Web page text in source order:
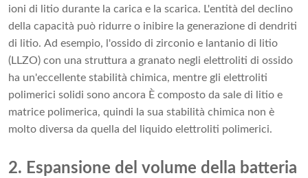
ioni di litio durante la carica e la scarica. L'entità del declino
della capacità può ridurre o inibire la generazione di dendriti
di litio. Ad esempio, l'ossido di zirconio e lantanio di litio
(LLZO) con una struttura a granato negli elettroliti di ossido
ha un'eccellente stabilità chimica, mentre gli elettroliti
polimerici solidi sono ancora È composto da sale di litio e
matrice polimerica, quindi la sua stabilità chimica non è
molto diversa da quella del liquido elettroliti polimerici.
2. Espansione del volume della batteria